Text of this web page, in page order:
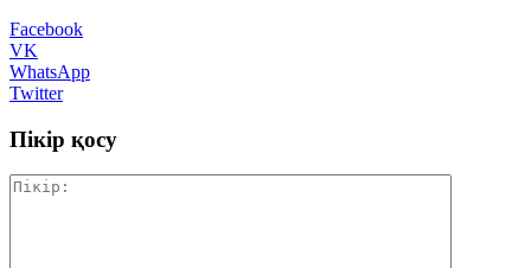
Facebook
VK
WhatsApp
Twitter
Пікір қосу